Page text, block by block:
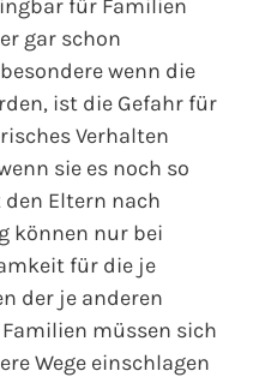
für Familien
gar schon
wenn die
ist die Gefahr für
Verhalten
sie es noch so
Eltern nach
können nur bei
für die je
der je anderen
müssen sich
Wege einschlagen